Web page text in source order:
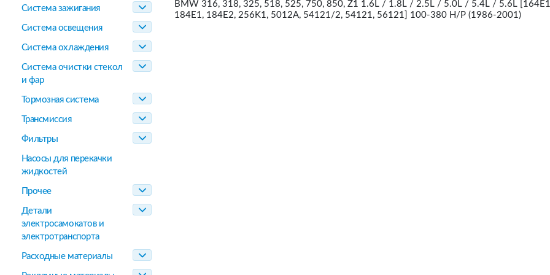
Система зажигания
Система освещения
Система охлаждения
Система очистки стекол
и фар
Тормозная система
Трансмиссия
Фильтры
Насосы для перекачки
жидкостей
Прочее
Детали
электросамокатов и
электротранспорта
Расходные материалы
BMW 316, 318, 325, 518, 525, 750, 850, Z1 1.6L / 1.8L / 2.5L / 5.0L / 5.4L / 5.6L
184E1, 184E2, 256K1, 5012A, 54121/2, 54121, 56121] 100-380 H/P (1986-2001)